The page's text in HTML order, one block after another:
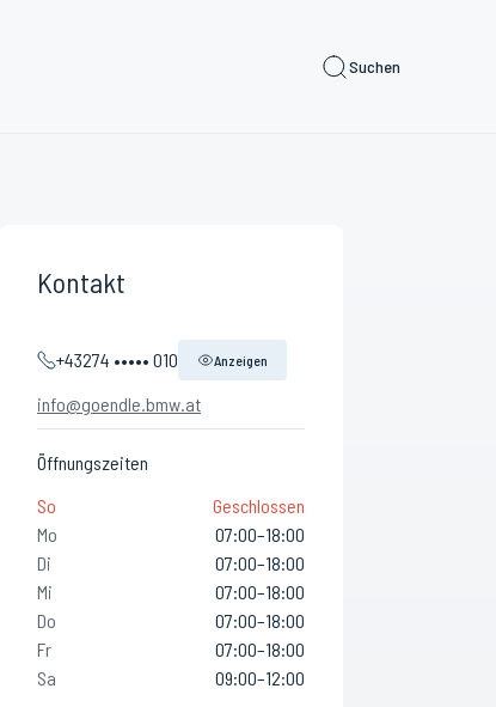
Suchen
Kontakt
+43274 ••••• 010 Anzeigen
info@goendle.bmw.at
Öffnungszeiten
So
Geschlossen
Mo
07:00–18:00
Di
07:00–18:00
Mi
07:00–18:00
Do
07:00–18:00
Fr
07:00–18:00
Sa
09:00–12:00